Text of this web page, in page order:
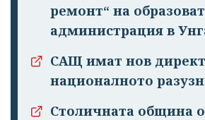
ремонт“ на
администрация в
САЩ имат нов
националното
Столичната община